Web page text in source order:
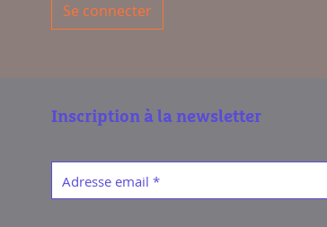
Se connecter
Inscription à la newsletter
Adresse email *